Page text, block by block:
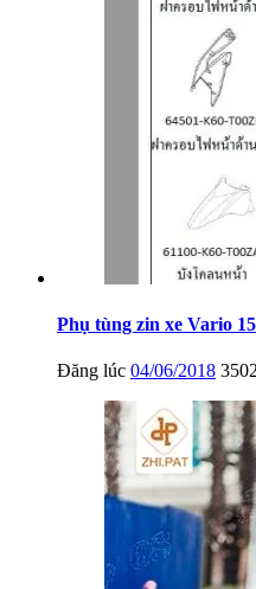
Phụ tùng zin xe Vario
Đăng lúc 04/06/2018